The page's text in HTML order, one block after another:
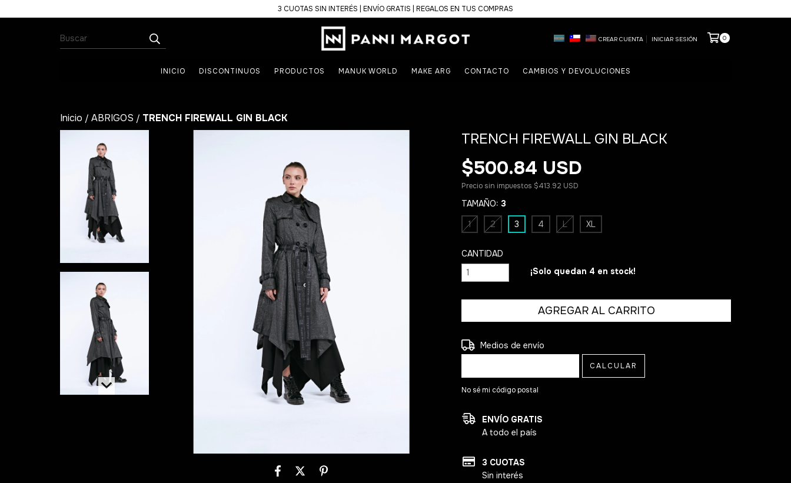
3 CUOTAS SIN INTERÉS | ENVÍO GRATIS | REGALOS EN TUS COMPRAS
CREAR CUENTA INICIAR SESIÓN 0
INICIO DISCONTINUOS PRODUCTOS MANUK WORLD MAKE ARG CONTACTO CAMBIOS Y DEVOLUCIONES
Inicio / ABRIGOS / TRENCH FIREWALL GIN BLACK
TRENCH FIREWALL GIN BLACK
$500.84 USD
Precio sin impuestos $413.92 USD
TAMAÑO: 3
1
2 3 4 L XL
CANTIDAD
¡Solo quedan 4 en stock!
Entregas para el CP:
Medios de envío
CALCULAR
No sé mi código postal
ENVÍO GRATIS
A todo el país
3 CUOTAS
Sin interés